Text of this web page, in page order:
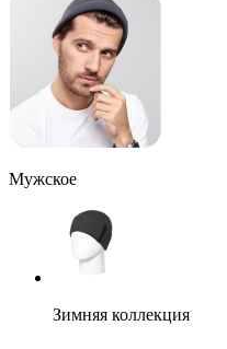
Мужское
Зимняя коллекция